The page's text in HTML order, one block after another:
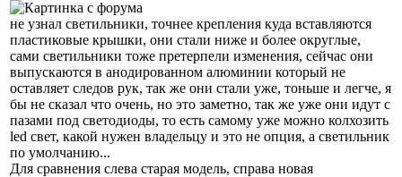
не узнал светильники, точнее крепления куда вставляются
пластиковые крышки, они стали ниже и более округлые,
сами светильники тоже претерпели изменения, сейчас они
выпускаются в анодированном алюминии который не
оставляет следов рук, так же они стали уже, тоньше и легче, я
бы не сказал что очень, но это заметно, так же уже они идут с
пазами под светодиоды, то есть самому уже можно колхозить
led свет, какой нужен владельцу и это не опция, а светильник
по умолчанию...
Для сравнения слева старая модель, справа новая